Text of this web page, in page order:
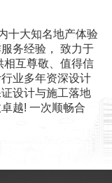
十大知名地产体验
务经验， 致力于
相互尊敬、值得信
业多年资深设计
设计与施工落地
越! 一次顺畅合